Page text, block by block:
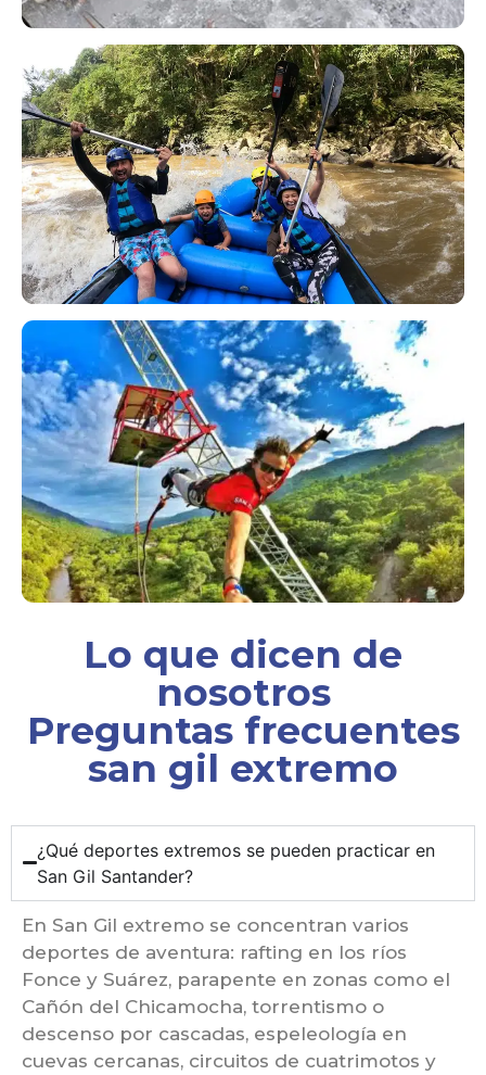
Lo que dicen de
nosotros
Preguntas frecuentes
san gil extremo
¿Qué deportes extremos se pueden practicar en
San Gil Santander?
En San Gil extremo se concentran varios
deportes de aventura: rafting en los ríos
Fonce y Suárez, parapente en zonas como el
Cañón del Chicamocha, torrentismo o
descenso por cascadas, espeleología en
cuevas cercanas, circuitos de cuatrimotos y